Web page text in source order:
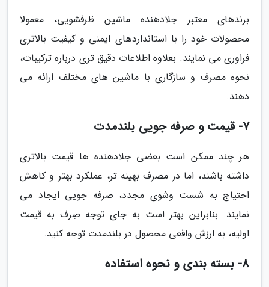
برندهای معتبر جلادهنده ماشین ظرفشویی، معمولا
محصولات خود را با استانداردهای ایمنی و کیفیت بالاتری
فراوری می نمایند. بعلاوه اطلاعات دقیق تری درباره ترکیبات،
نحوه مصرف و سازگاری با ماشین های مختلف ارائه می
دهند.
7- قیمت و صرفه جویی بلندمدت
هر چند ممکن است بعضی جلادهنده ها قیمت بالاتری
داشته باشند، اما در مصرف بهینه تر، عملکرد بهتر و کاهش
احتیاج به شست وشوی مجدد، صرفه جویی ایجاد می
نمایند. بنابراین بهتر است به جای توجه صِرف به قیمت
اولیه، به ارزش واقعی محصول در بلندمدت توجه کنید.
8- بسته بندی و نحوه استفاده